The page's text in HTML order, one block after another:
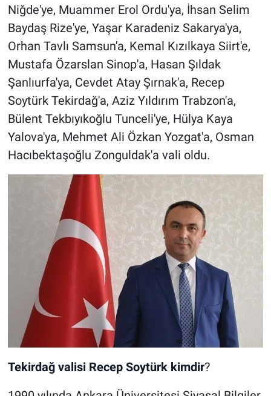
Niğde'ye, Muammer Erol Ordu'ya, İhsan Selim
Baydaş Rize'ye, Yaşar Karadeniz Sakarya'ya,
Orhan Tavlı Samsun'a, Kemal Kızılkaya Siirt'e,
Mustafa Özarslan Sinop'a, Hasan Şıldak
Şanlıurfa'ya, Cevdet Atay Şırnak'a, Recep
Soytürk Tekirdağ'a, Aziz Yıldırım Trabzon'a,
Bülent Tekbıyıkoğlu Tunceli'ye, Hülya Kaya
Yalova'ya, Mehmet Ali Özkan Yozgat'a, Osman
Hacıbektaşoğlu Zonguldak'a vali oldu.
Tekirdağ valisi Recep Soytürk kimdir?